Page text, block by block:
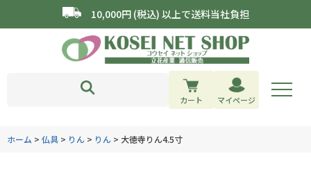
10,000円 (税込) 以上で送料当社負担
カート マイページ
ホーム 仏具 りん りん 大徳寺りん4.5寸